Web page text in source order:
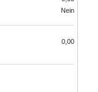
Nein
0,00